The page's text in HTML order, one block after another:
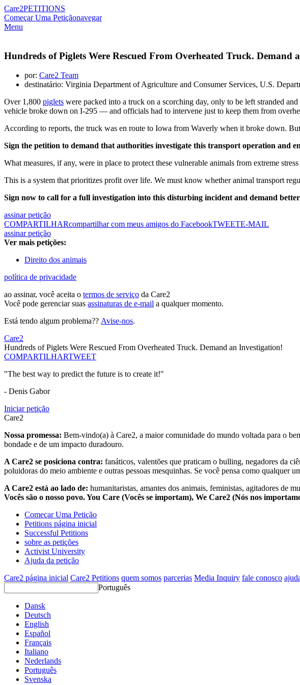
Care2PETITIONS
Começar Uma Petiçãonavegar
Menu
Hundreds of Piglets Were Rescued From Overheated Truck. Demand
por: Care2 Team
destinatário: Virginia Department of Agriculture and Consumer Services, U.S.
Over 1,800 piglets were packed into a truck on a scorching day, only to be left stranded
vehicle broke down on I-295 — and officials had to intervene just to keep them from
According to reports, the truck was en route to Iowa from Waverly when it broke down.
Sign the petition to demand that authorities investigate this transport operation and
What measures, if any, were in place to protect these vulnerable animals from extreme
This is a system that prioritizes profit over life. We must know whether animal transport
Sign now to call for a full investigation into this disturbing incident and demand
assinar petição
COMPARTILHARcompartilhar com meus amigos do FacebookTWEETE-MAIL
assinar petição
Ver mais petições:
Direito dos animais
política de privacidade
ao assinar, você aceita o termos de serviço da Care2
Você pode gerenciar suas assinaturas de e-mail a qualquer momento.
Está tendo algum problema?? Avise-nos.
Care2
Hundreds of Piglets Were Rescued From Overheated Truck. Demand an Investigation!
COMPARTILHARTWEET
"The best way to predict the future is to create it!"
- Denis Gabor
Iniciar petição
Care2
Nossa promessa: Bem-vindo(a) à Care2, a maior comunidade do mundo voltada para o
bondade e de um impacto duradouro.
A Care2 se posiciona contra: fanáticos, valentões que praticam o bulling, negadores da
poluidoras do meio ambiente e outras pessoas mesquinhas. Se você pensa como qualquer
A Care2 está ao lado de: humanitaristas, amantes dos animais, feministas, agitadores de
Vocês são o nosso povo. You Care (Vocês se importam), We Care2 (Nós nos
Começar Uma Petição
Petitions página inicial
Successful Petitions
sobre as petições
Activist University
Ajuda da petição
Care2 página inicial Care2 Petitions quem somos parcerias Media Inquiry fale conosco
Português
Dansk
Deutsch
English
Español
Français
Italiano
Nederlands
Português
Svenska